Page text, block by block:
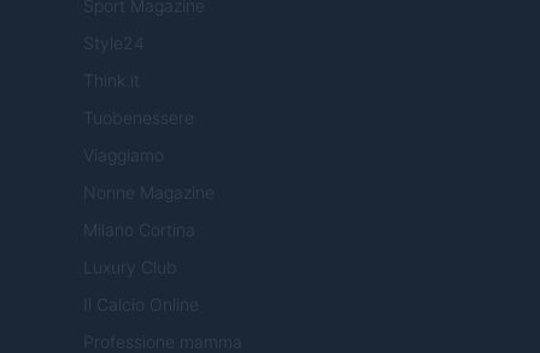
Sport Magazine
Style24
Think.it
Tuobenessere
Viaggiamo
Nonne Magazine
Milano Cortina
Luxury Club
Il Calcio Online
Professione mamma